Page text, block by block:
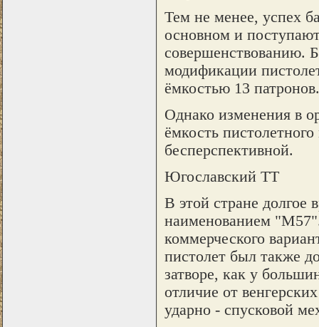
Тем не менее, успех
основном и
совершенствованию.
модификации
ёмкостью 13 патронов.
Однако изменения в
ёмкость
бесперспективной.
Югославский ТТ
В этой стране долгое
наименованием
коммерческого
пистолет был также
затворе, как у
отличие от
ударно - спусковой